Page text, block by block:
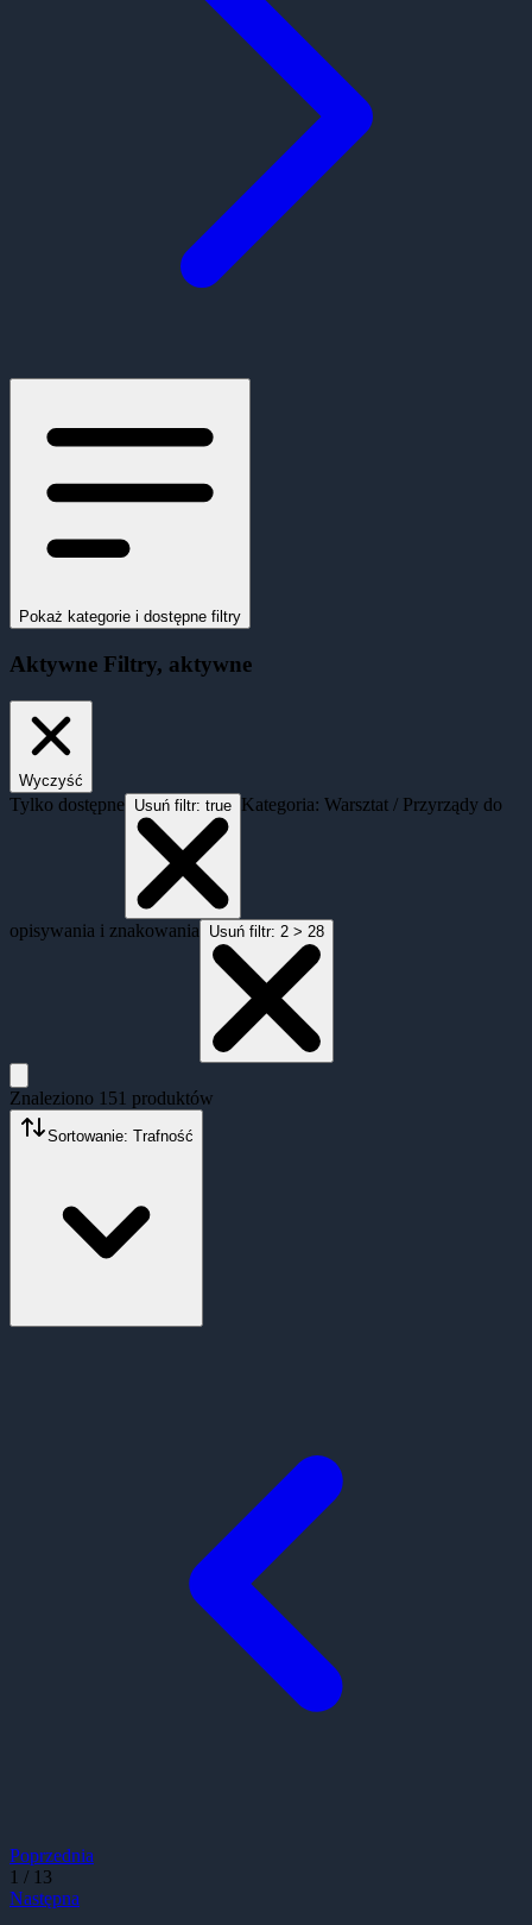
Pokaż kategorie i dostępne filtry
Aktywne Filtry, aktywne
Wyczyść
Tylko dostępne Usuń filtr: true Kategoria: Warsztat / Przyrządy do
opisywania i znakowania Usuń filtr: 2 > 28
Znaleziono 151 produktów
Sortowanie: Trafność
Poprzednia
1 / 13
Następna